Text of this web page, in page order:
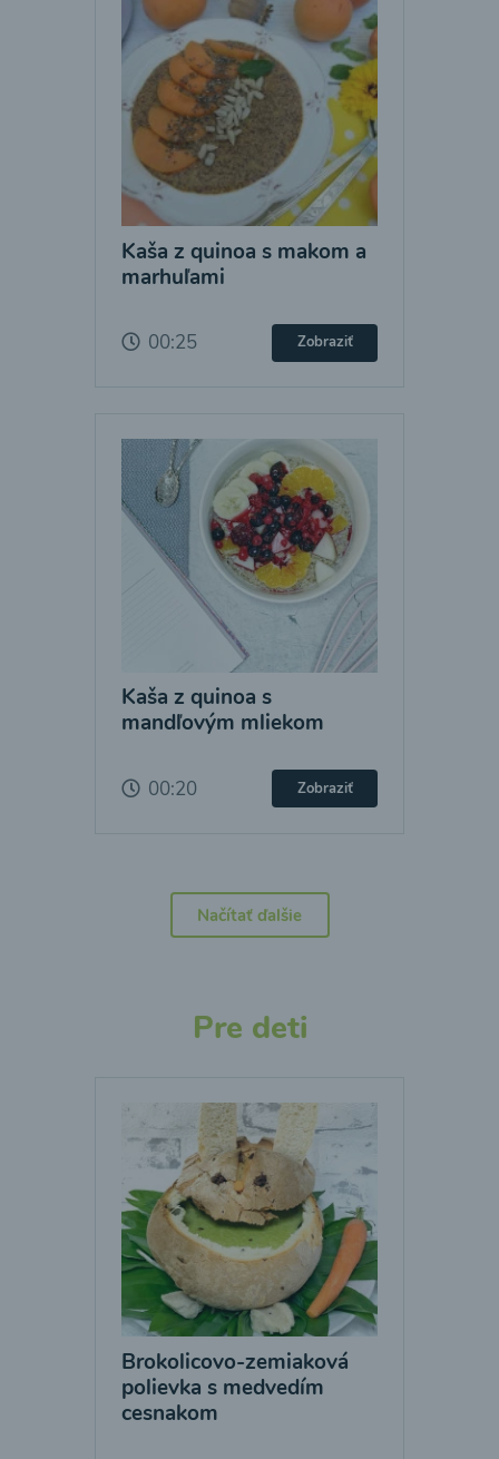
Kaša z quinoa s makom a
marhuľami
00:25 Zobraziť
Kaša z quinoa s
mandľovým mliekom
00:20 Zobraziť
Načítať ďalšie
Pre deti
Brokolicovo-zemiaková
polievka s medvedím
cesnakom